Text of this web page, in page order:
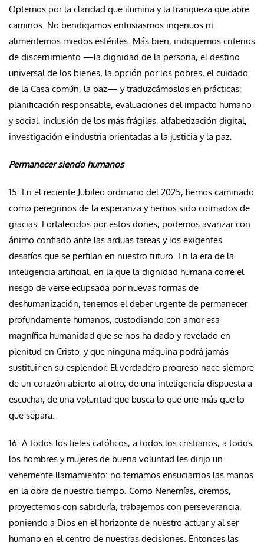
Optemos por la claridad que ilumina y la franqueza que abre
caminos. No bendigamos entusiasmos ingenuos ni
alimentemos miedos estériles. Más bien, indiquemos criterios
de discernimiento —la dignidad de la persona, el destino
universal de los bienes, la opción por los pobres, el cuidado
de la Casa común, la paz— y traduzcámoslos en prácticas:
planificación responsable, evaluaciones del impacto humano
y social, inclusión de los más frágiles, alfabetización digital,
investigación e industria orientadas a la justicia y la paz.
Permanecer siendo humanos
15. En el reciente Jubileo ordinario del 2025, hemos caminado
como peregrinos de la esperanza y hemos sido colmados de
gracias. Fortalecidos por estos dones, podemos avanzar con
ánimo confiado ante las arduas tareas y los exigentes
desafíos que se perfilan en nuestro futuro. En la era de la
inteligencia artificial, en la que la dignidad humana corre el
riesgo de verse eclipsada por nuevas formas de
deshumanización, tenemos el deber urgente de permanecer
profundamente humanos, custodiando con amor esa
magnífica humanidad que se nos ha dado y revelado en
plenitud en Cristo, y que ninguna máquina podrá jamás
sustituir en su esplendor. El verdadero progreso nace siempre
de un corazón abierto al otro, de una inteligencia dispuesta a
escuchar, de una voluntad que busca lo que une más que lo
que separa.
16. A todos los fieles católicos, a todos los cristianos, a todos
los hombres y mujeres de buena voluntad les dirijo un
vehemente llamamiento: no temamos ensuciarnos las manos
en la obra de nuestro tiempo. Como Nehemías, oremos,
proyectemos con sabiduría, trabajemos con perseverancia,
poniendo a Dios en el horizonte de nuestro actuar y al ser
humano en el centro de nuestras decisiones. Entonces las